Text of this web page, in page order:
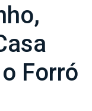
Forró